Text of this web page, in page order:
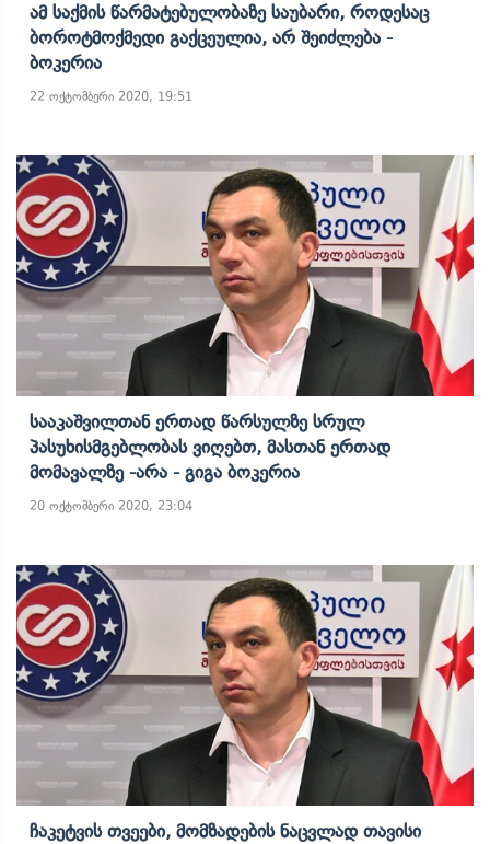
Ამ Საქმის Წარმატებულობაზე Საუბარი, Როდესაც
Ბოროტმოქმედი Გაქცეულია, Არ Შეიძლება -
Ბოკერია
22 ოქტომბერი 2020, 19:51
Სააკაშვილთან Ერთად Წარსულზე Სრულ
Პასუხისმგებლობას Ვიღებთ, Მასთან Ერთად
Მომავალზე -არა - Გიგა Ბოკერია
20 ოქტომბერი 2020, 23:04
Ჩაკეტვის Თვეები, Მომზადების Ნაცვლად Თავისი